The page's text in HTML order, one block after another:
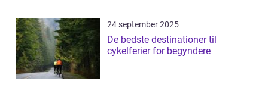
24 september 2025
De bedste destinationer til
cykelferier for begyndere